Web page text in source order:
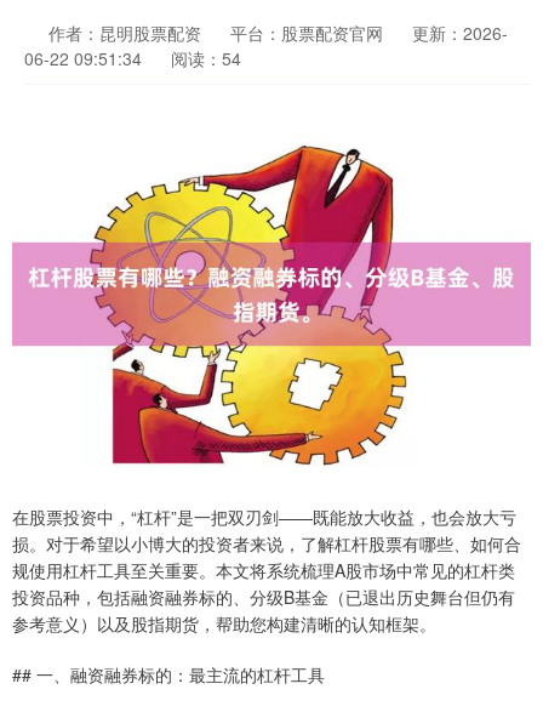
作者：昆明股票配资 平台：股票配资官网
更新：2026-
06-22 09:51:34
阅读：54
在股票投资中，“杠杆”是一把双刃剑——既能放大收益，也会放大亏
损。对于希望以小博大的投资者来说，了解杠杆股票有哪些、如何合
规使用杠杆工具至关重要。本文将系统梳理A股市场中常见的杠杆类
投资品种，包括融资融券标的、分级B基金（已退出历史舞台但仍有
参考意义）以及股指期货，帮助您构建清晰的认知框架。
## 一、融资融券标的：最主流的杠杆工具